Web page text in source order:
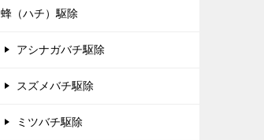
蜂（ハチ）駆除
アシナガバチ駆除
スズメバチ駆除
ミツバチ駆除